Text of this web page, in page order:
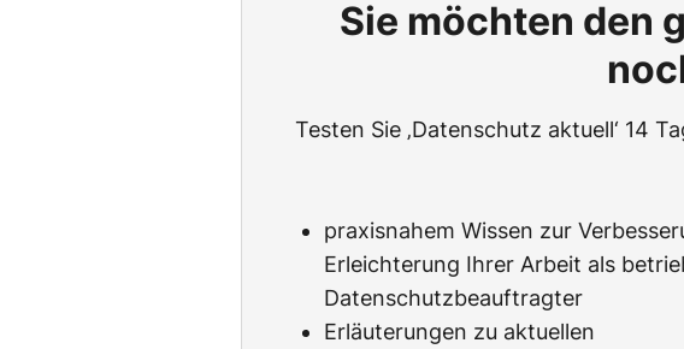
Sie möchten den
Testen Sie ‚Datenschutz aktuell‘ 14
praxisnahem Wissen zur
Erleichterung Ihrer Arbeit als
Datenschutzbeauftragter
Erläuterungen zu aktuellen